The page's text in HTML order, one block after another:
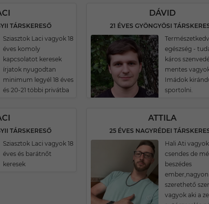
TÁRSKERESŐ
Sziasztok Laci vagyok 18
éves komoly
kapcsolatot keresek
írjatok nyugodtan
minimum legyél 18 éves
és 20-21 többi privátba
TÁRSKERESŐ
Sziasztok Laci vagyok 18
éves és barátnőt
keresek
DÁVID
21 ÉVES GYÖNGYÖSI
egészség -
káros
mentes
Imádok
sportolni.
ATTILA
25 ÉVES NAGYRÉDEI
Hali Ati
csendes de
beszédes
ember,nagyon
szerethető
vagyok aki a